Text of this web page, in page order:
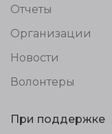
Отчеты
Организации
Новости
Волонтеры
При поддержке